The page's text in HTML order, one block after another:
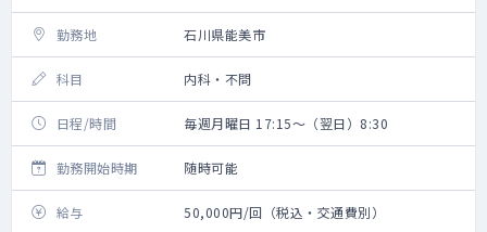
勤務地 石川県能美市
科目 内科・不問
日程/時間 毎週月曜日 17:15～（翌日）8:30
勤務開始時期 随時可能
給与 50,000円/回（税込・交通費別）